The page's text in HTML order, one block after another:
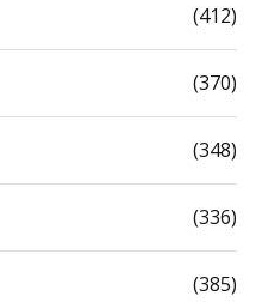
(412)
(370)
(348)
(336)
(385)